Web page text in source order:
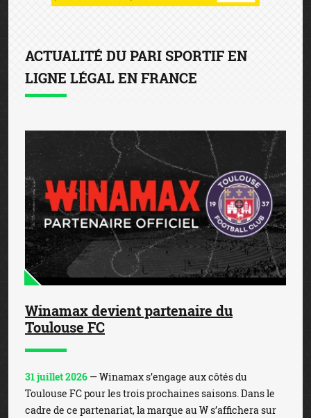
ACTUALITÉ DU PARI SPORTIF EN
LIGNE LÉGAL EN FRANCE
Winamax devient partenaire du
Toulouse FC
31 juillet 2026 — Winamax s’engage aux côtés du
Toulouse FC pour les trois prochaines saisons. Dans le
cadre de ce partenariat, la marque au W s’affichera sur